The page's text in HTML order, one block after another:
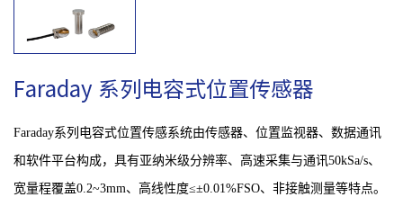
Faraday 系列电容式位置传感器
Faraday系列电容式位置传感系统由传感器、位置监视器、数据通讯
和软件平台构成，具有亚纳米级分辨率、高速采集与通讯50kSa/s、
宽量程覆盖0.2~3mm、高线性度≤±0.01%FSO、非接触测量等特点。